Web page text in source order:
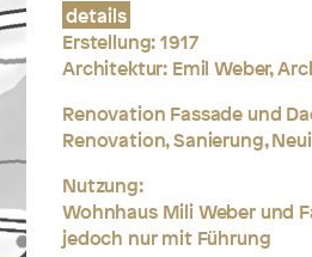
details
Erstellung: 1917
Architektur: Emil Weber,
Renovation Fassade und
Renovation, Sanierung,
Nutzung:
Wohnhaus Mili Weber und
jedoch nur mit Führung